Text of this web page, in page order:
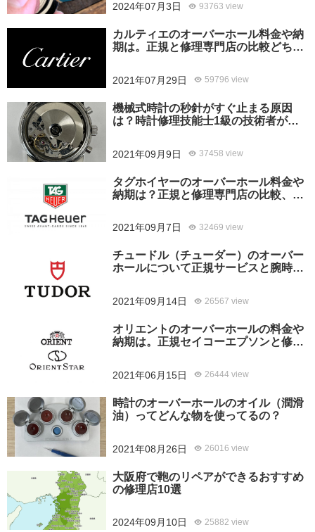
2024年07月3日 93763 view
カルティエのオーバーホール料金や納
期は。正規と修理専門店の比較どちら
2021年07月29日 59796 view
機械式時計の秒針がすぐ止まる原因
は？時計修理技能士1級の技術者がお
2021年09月9日 37458 view
タグホイヤーのオーバーホール料金や
納期は？正規と修理専門店の比較、ど
2021年09月7日 32469 view
チュードル（チューダー）のオーバー
ホールについて正規サービスと腕時計
2021年09月14日 26567 view
オリエントのオーバーホールの料金や
納期は。正規セイコーエプソンと修理
2021年06月15日 26444 view
時計のオーバーホールのオイル（潤滑
油）ってどんな物を使ってるの？
2021年08月26日 26016 view
大阪府で鞄のリペアができるおすすめ
の修理店10選
2024年09月10日 25882 view